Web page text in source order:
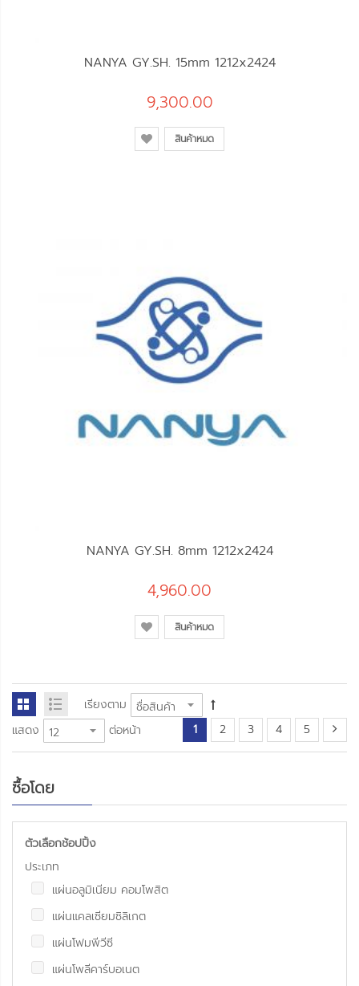
NANYA GY.SH. 15mm 1212x2424
9,300.00
สินค้าหมด
NANYA GY.SH. 8mm 1212x2424
4,960.00
สินค้าหมด
เรียงตาม
แสดง
ต่อหน้า 1 2 3 4 5
ซื้อโดย
ตัวเลือกช้อปปิ้ง
ประเภท
แผ่นอลูมิเนียม คอมโพสิต
แผ่นแคลเซียมซิลิเกต
แผ่นโฟมพีวีซี
แผ่นโพลีคาร์บอเนต